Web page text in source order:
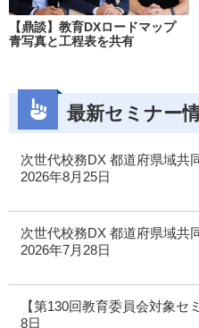
【鼎談】教育DXロードマップ
青写真と工程表を共有
最新セミナー
次世代校務DX 都道府県域共
2026年8月25日
次世代校務DX 都道府県域共
2026年7月28日
【第130回教育委員会対象セ
8日